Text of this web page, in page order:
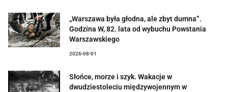
„Warszawa była głodna, ale zbyt dumna”.
Godzina W, 82. lata od wybuchu Powstania
Warszawskiego
2026-08-01
Słońce, morze i szyk. Wakacje w
dwudziestoleciu międzywojennym w